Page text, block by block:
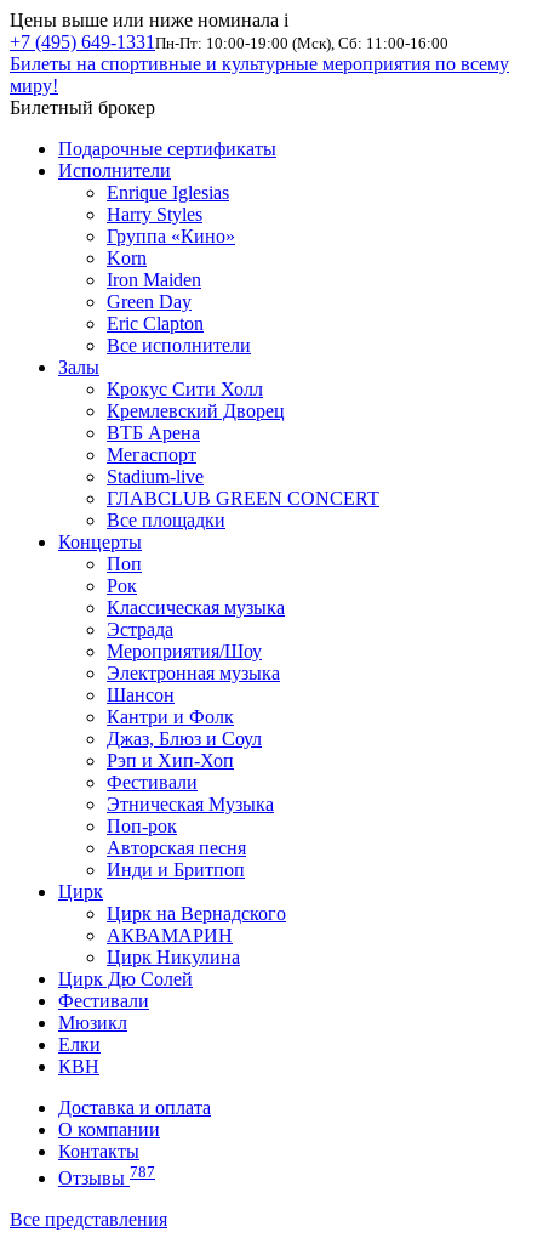
Цены выше или ниже номинала i
+7 (495) 649-1331 Пн-Пт: 10:00-19:00 (Мск), Сб: 11:00-16:00
Билеты на спортивные и культурные мероприятия по всему
миру!
Билетный брокер
Подарочные сертификаты
Исполнители
Enrique Iglesias
Harry Styles
Группа «Кино»
Korn
Iron Maiden
Green Day
Eric Clapton
Все исполнители
Залы
Крокус Сити Холл
Кремлевский Дворец
ВТБ Арена
Мегаспорт
Stadium-live
ГЛАВCLUB GREEN CONCERT
Все площадки
Концерты
Поп
Рок
Классическая музыка
Эстрада
Мероприятия/Шоу
Электронная музыка
Шансон
Кантри и Фолк
Джаз, Блюз и Соул
Рэп и Хип-Хоп
Фестивали
Этническая Музыка
Поп-рок
Авторская песня
Инди и Бритпоп
Цирк
Цирк на Вернадского
АКВАМАРИН
Цирк Никулина
Цирк Дю Солей
Фестивали
Мюзикл
Елки
КВН
Доставка и оплата
О компании
Контакты
Отзывы 787
Все представления